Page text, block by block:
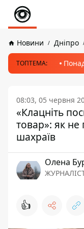
Новини Дніпро
ТОПТЕМА:
08:03, 05 червня
«Клацніть
товар»: як не
шахраїв
Олена
👍